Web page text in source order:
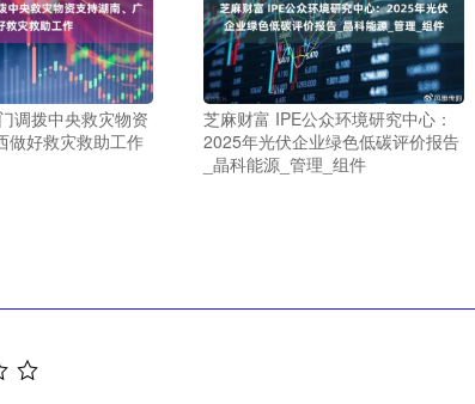
调拨中央救灾物资
做好救灾救助工作
芝麻财富 IPE公众环境研究中心：
2025年光伏企业绿色低碳评价报告
_晶科能源_管理_组件